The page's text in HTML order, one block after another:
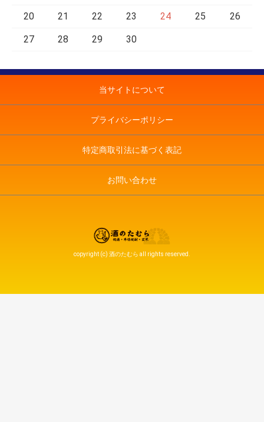
20 21 22 23 24 25 26
27 28 29 30
当サイトについて
プライバシーポリシー
特定商取引法に基づく表記
お問い合わせ
copyright (c) 酒のたむら all rights reserved.